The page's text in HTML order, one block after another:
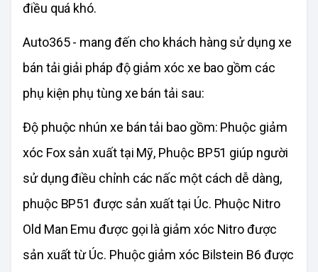
điều quá khó.
Auto365 - mang đến cho khách hàng sử dụng xe
bán tải giải pháp độ giảm xóc xe bao gồm các
phụ kiện phụ tùng xe bán tải sau:
Độ phuộc nhún xe bán tải bao gồm: Phuộc giảm
xóc Fox sản xuất tại Mỹ, Phuộc BP51 giúp người
sử dụng điều chỉnh các nấc một cách dễ dàng,
phuộc BP51 được sản xuất tại Úc. Phuộc Nitro
Old Man Emu được gọi là giảm xóc Nitro được
sản xuất từ Úc. Phuộc giảm xóc Bilstein B6 được